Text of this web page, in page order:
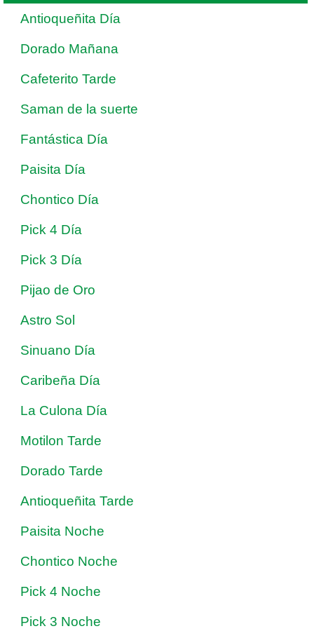
Antioqueñita Día
Dorado Mañana
Cafeterito Tarde
Saman de la suerte
Fantástica Día
Paisita Día
Chontico Día
Pick 4 Día
Pick 3 Día
Pijao de Oro
Astro Sol
Sinuano Día
Caribeña Día
La Culona Día
Motilon Tarde
Dorado Tarde
Antioqueñita Tarde
Paisita Noche
Chontico Noche
Pick 4 Noche
Pick 3 Noche